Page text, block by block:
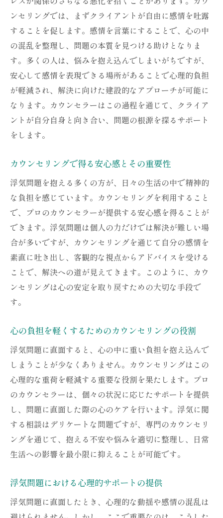
ンセリングでは、まずクライアントが自由に感情を吐露
することを促します。感情を言葉にすることで、心の中
の混乱を整理し、問題の本質を見つける助けとなりま
す。多くの人は、悩みを抱え込んでしまいがちですが、
安心して感情を表現できる場所があることで心理的負担
が軽減され、解決に向けた建設的なアプローチが可能に
なります。カウンセラーはこの過程を通じて、クライア
ントが自分自身と向き合い、問題の根源を探るサポート
をします。
カウンセリングで得る安心感とその重要性
浮気問題を抱える多くの方が、日々の生活の中で精神的
な負担を感じています。カウンセリングを利用すること
で、プロのカウンセラーが提供する安心感を得ることが
できます。浮気問題は個人の力だけでは解決が難しい場
合が多いですが、カウンセリングを通じて自分の感情を
素直に吐き出し、客観的な視点からアドバイスを受ける
ことで、解決への道が見えてきます。このように、カウ
ンセリングは心の安定を取り戻すための大切な手段で
す。
心の負担を軽くするためのカウンセリングの役割
浮気問題に直面すると、心の中に重い負担を抱え込んで
しまうことが少なくありません。カウンセリングはこの
心理的な重荷を軽減する重要な役割を果たします。プロ
のカウンセラーは、個々の状況に応じたサポートを提供
し、問題に直面した際の心のケアを行います。浮気に関
する相談はデリケートな問題ですが、専門のカウンセリ
ングを通じて、抱える不安や悩みを適切に整理し、日常
生活への影響を最小限に抑えることが可能です。
浮気問題における心理的サポートの提供
浮気問題に直面したとき、心理的な動揺や感情の混乱は